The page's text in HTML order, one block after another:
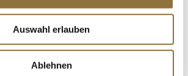
Auswahl erlauben
Ablehnen
Schaumwein, alkoholfrei, VEGAN, 750